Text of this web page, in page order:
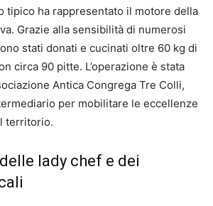
tipico ha rappresentato il motore della
Grazie alla sensibilità di numerosi
stati donati e cucinati oltre 60 kg di
circa 90 pitte. L’operazione è stata
Antica Congrega Tre Colli,
per mobilitare le eccellenze
territorio.
lady chef e dei